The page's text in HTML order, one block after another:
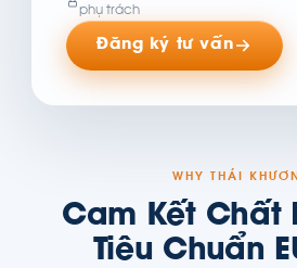
phụ trách
Đăng ký tư vấn
WHY THÁI
Cam Kết Chất
Tiêu Chuẩn